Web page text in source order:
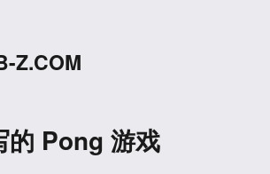
Z.COM
的 Pong 游戏